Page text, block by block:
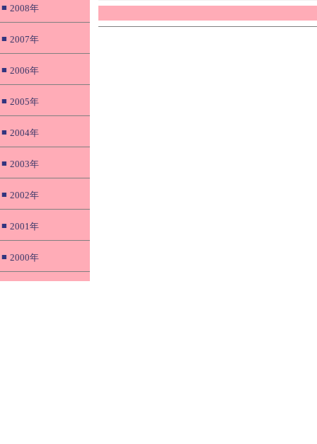
■ 2008年
■ 2007年
■ 2006年
■ 2005年
■ 2004年
■ 2003年
■ 2002年
■ 2001年
■ 2000年